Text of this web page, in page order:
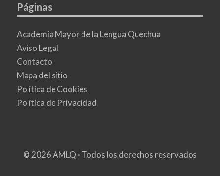
Páginas
Academia Mayor de la Lengua Quechua
Aviso Legal
Contacto
Mapa del sitio
Política de Cookies
Política de Privacidad
© 2026 AMLQ · Todos los derechos reservados